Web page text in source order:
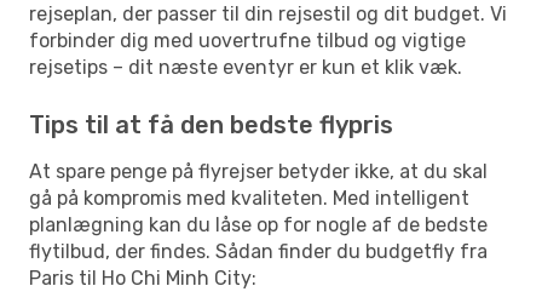
rejseplan, der passer til din rejsestil og dit budget. Vi
forbinder dig med uovertrufne tilbud og vigtige
rejsetips – dit næste eventyr er kun et klik væk.
Tips til at få den bedste flypris
At spare penge på flyrejser betyder ikke, at du skal
gå på kompromis med kvaliteten. Med intelligent
planlægning kan du låse op for nogle af de bedste
flytilbud, der findes. Sådan finder du budgetfly fra
Paris til Ho Chi Minh City: